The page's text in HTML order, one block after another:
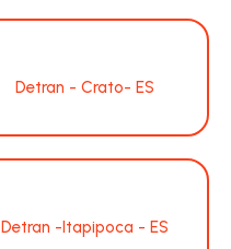
Detran - Crato- ES
Detran -Itapipoca - ES